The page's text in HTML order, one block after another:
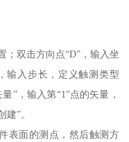
；双击方向点“D”，输入坐
输入步长，定义触测类型
”，输入第“1”点的矢量，
”。
表面的测点，然后触测方